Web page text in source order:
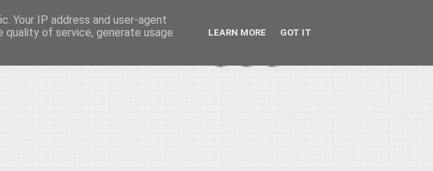
έκταση...
Your IP address and user-agent
quality of service, generate usage
LEARN MORE GOT IT